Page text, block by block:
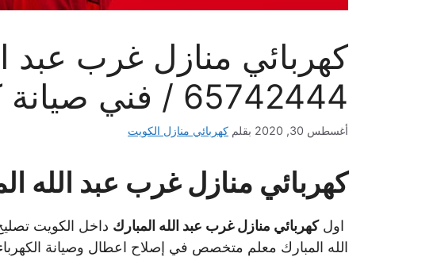
كهربائي منازل غرب عبد
65742444 / فني صيانة كهرباء
أغسطس 30, 2020 بقلم كهربائي منازل الكويت
كهربائي منازل غرب عبد الله
اولكهربائي منازل غرب عبد الله المبارك داخل الكويت
الله المبارك معلم متخصص في إصلاح اعطال وصيانة